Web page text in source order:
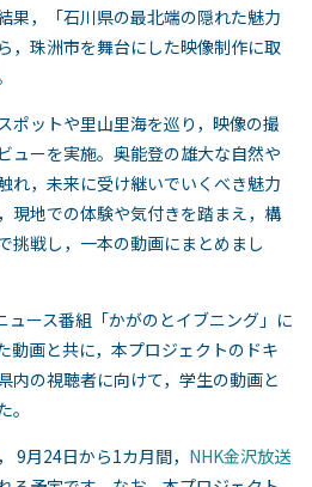
果，「石川県の最北端の隠れた魅力
，珠洲市を舞台にした映像制作に取
ポットや里山里海を巡り，映像の撮
ューを実施。奥能登の雄大な自然や
れ，未来に受け継いでいくべき魅力
現地での体験や気付きを踏まえ，構
挑戦し，一本の動画にまとめまし
ース番組「かがのとイブニング」に
動画と共に，本プロジェクトのドキ
内の視聴者に向けて，学生の動画と
9月24日から1カ月間， NHK金沢放送